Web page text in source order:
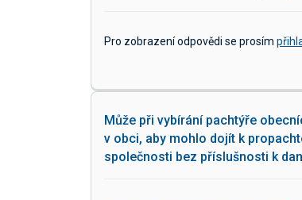
Pro zobrazení odpovědi se prosím
Může při vybírání pachtýře
v obci, aby mohlo dojít k
společnosti bez příslušnosti k